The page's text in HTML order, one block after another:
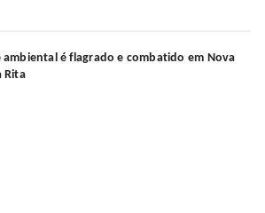
ambiental é flagrado e combatido em Nova
Rita